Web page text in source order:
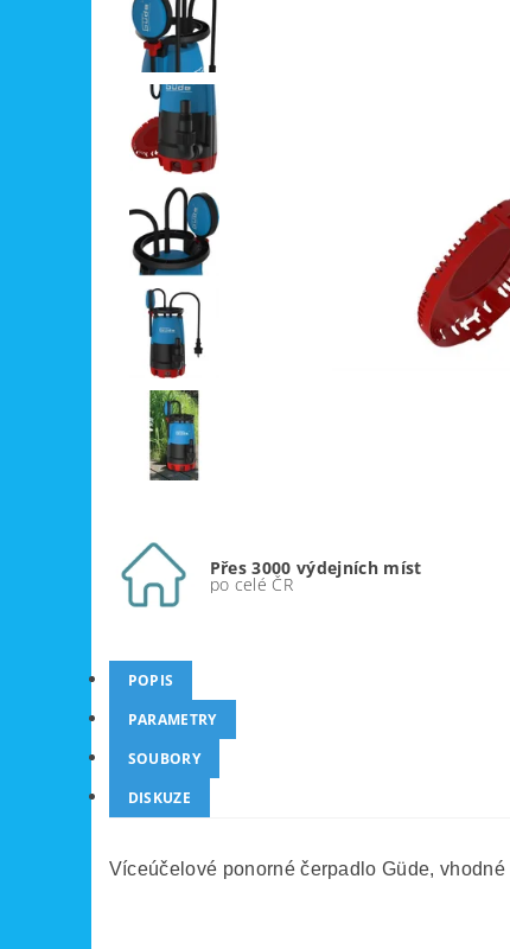
Přes 3000 výdejních míst
po celé ČR
POPIS
PARAMETRY
SOUBORY
DISKUZE
Víceúčelové ponorné čerpadlo Güde,